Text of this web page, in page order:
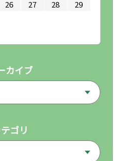
26 27 28
29
カイブ
ゴリ